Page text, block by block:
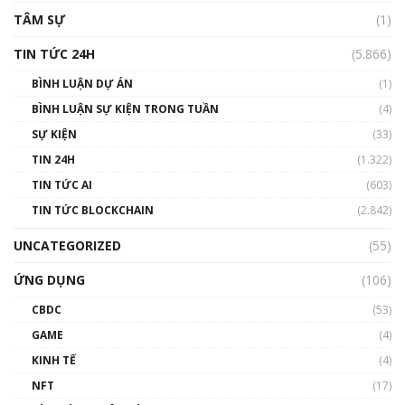
TÂM SỰ
(1)
TIN TỨC 24H
(5.866)
BÌNH LUẬN DỰ ÁN
(1)
BÌNH LUẬN SỰ KIỆN TRONG TUẦN
(4)
SỰ KIỆN
(33)
TIN 24H
(1.322)
TIN TỨC AI
(603)
TIN TỨC BLOCKCHAIN
(2.842)
UNCATEGORIZED
(55)
ỨNG DỤNG
(106)
CBDC
(53)
GAME
(4)
KINH TẾ
(4)
NFT
(17)